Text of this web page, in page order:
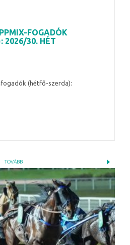
FOGADÓK
2026/30. HÉT
(hétfő-szerda):
TOVÁBB